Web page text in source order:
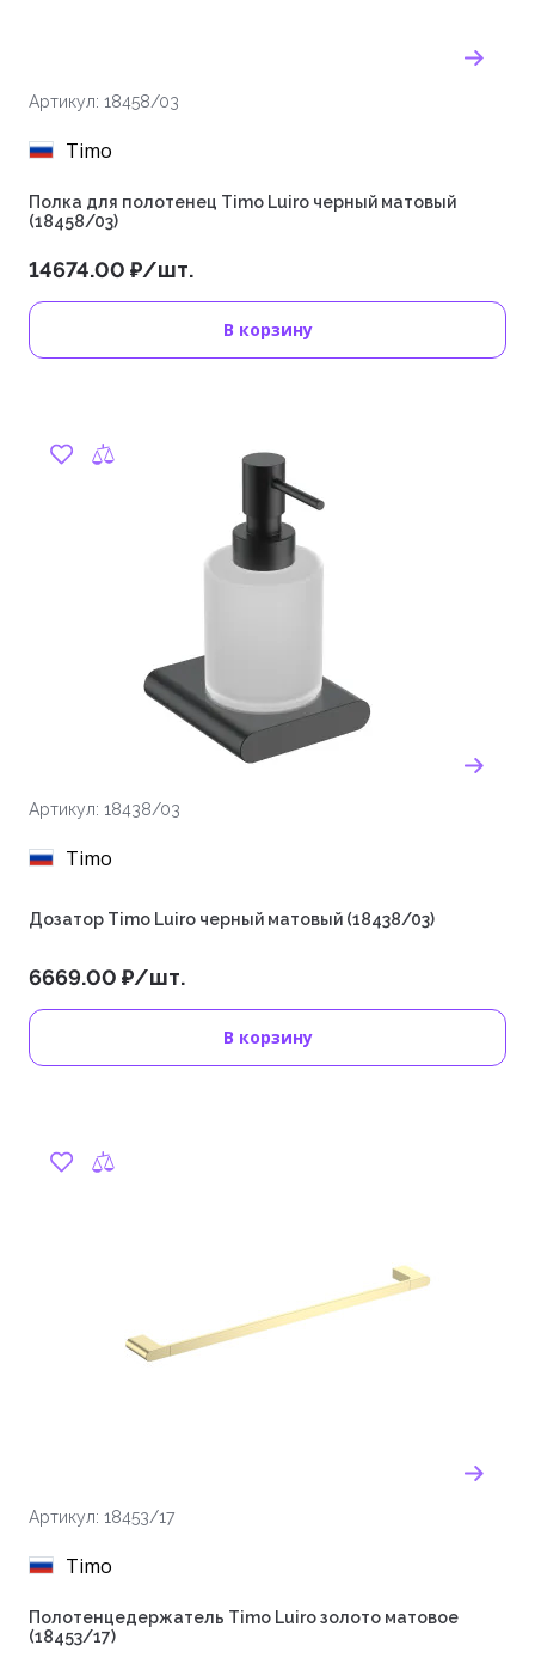
Артикул: 18458/03
Timo
Полка для полотенец Timo Luiro черный матовый
(18458/03)
14674.00 ₽/шт.
В корзину
Артикул: 18438/03
Timo
Дозатор Timo Luiro черный матовый (18438/03)
6669.00 ₽/шт.
В корзину
Артикул: 18453/17
Timo
Полотенцедержатель Timo Luiro золото матовое
(18453/17)